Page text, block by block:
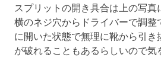
スプリットの開き具合は上の写真
横のネジ穴からドライバーで調整
に開いた状態で無理に靴から引
が破れることもあるらしいので気